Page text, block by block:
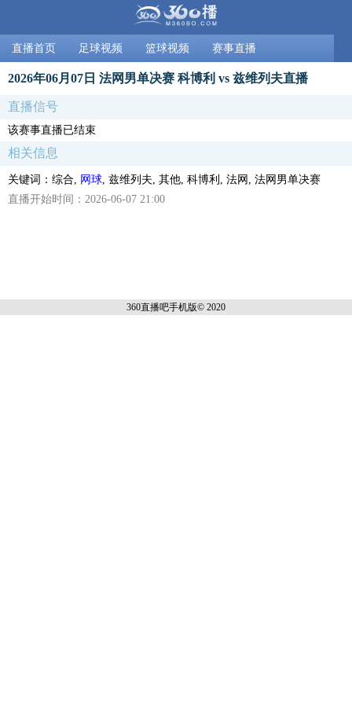
直播首页 足球视频 篮球视频 赛事直播
2026年06月07日 法网男单决赛 科博利 vs 兹维列夫直播
直播信号
该赛事直播已结束
相关信息
关键词：综合, 网球 , 兹维列夫, 其他, 科博利, 法网, 法网男单决赛
直播开始时间：2026-06-07 21:00
360直播吧手机版© 2020